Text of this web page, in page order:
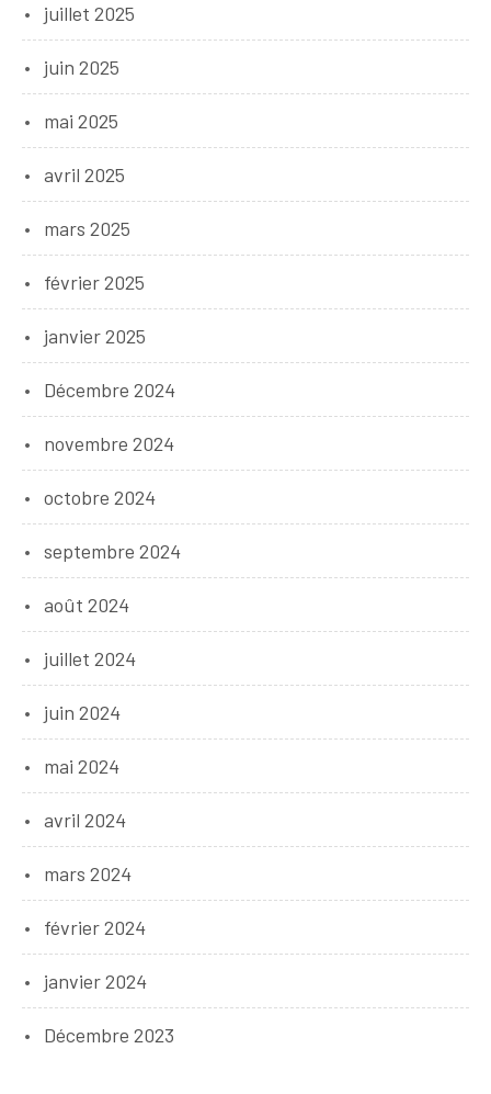
juillet 2025
juin 2025
mai 2025
avril 2025
mars 2025
février 2025
janvier 2025
Décembre 2024
novembre 2024
octobre 2024
septembre 2024
août 2024
juillet 2024
juin 2024
mai 2024
avril 2024
mars 2024
février 2024
janvier 2024
Décembre 2023